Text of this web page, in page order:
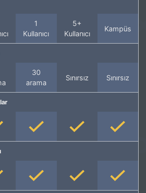
1
Kullanıcı
5+
Kullanıcı
Kampüs
30
arama
Sınırsız Sınırsız